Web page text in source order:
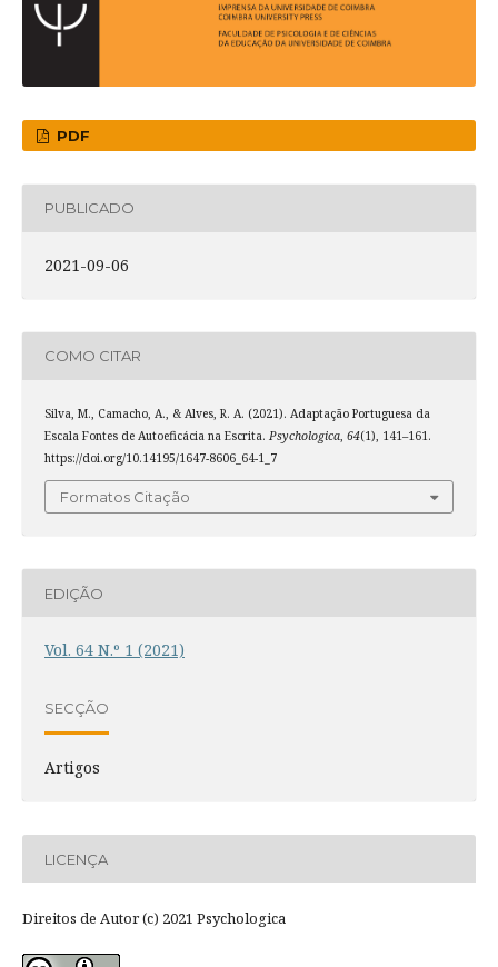
PDF
PUBLICADO
2021-09-06
COMO CITAR
Silva, M., Camacho, A., & Alves, R. A. (2021). Adaptação Portuguesa da
Escala Fontes de Autoeficácia na Escrita. Psychologica, 64(1), 141–161.
https://doi.org/10.14195/1647-8606_64-1_7
Formatos Citação
EDIÇÃO
Vol. 64 N.º 1 (2021)
SECÇÃO
Artigos
LICENÇA
Direitos de Autor (c) 2021 Psychologica